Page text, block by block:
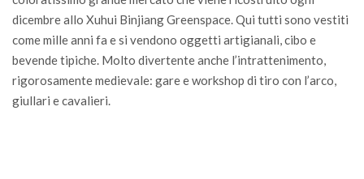
dicembre allo Xuhui Binjiang Greenspace. Qui tutti sono vestiti
come mille anni fa e si vendono oggetti artigianali, cibo e
bevende tipiche. Molto divertente anche l’intrattenimento,
rigorosamente medievale: gare e workshop di tiro con l’arco,
giullari e cavalieri.